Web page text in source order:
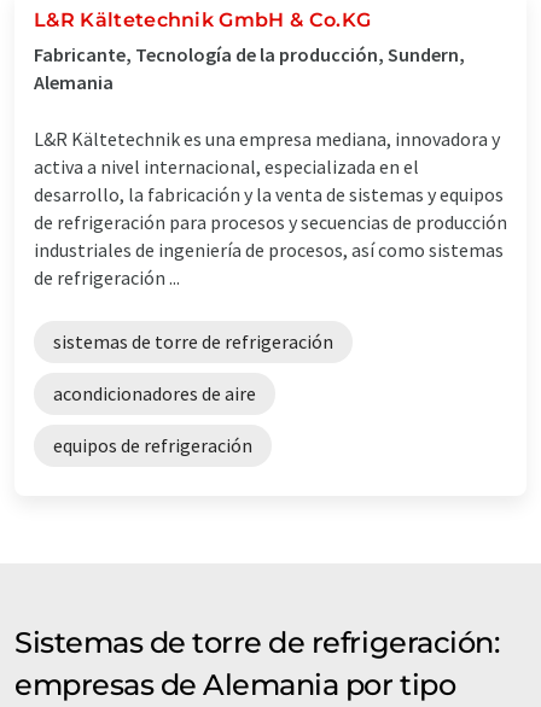
L&R Kältetechnik GmbH & Co.KG
Fabricante, Tecnología de la producción, Sundern,
Alemania
L&R Kältetechnik es una empresa mediana, innovadora y
activa a nivel internacional, especializada en el
desarrollo, la fabricación y la venta de sistemas y equipos
de refrigeración para procesos y secuencias de producción
industriales de ingeniería de procesos, así como sistemas
de refrigeración ...
sistemas de torre de refrigeración
acondicionadores de aire
equipos de refrigeración
Sistemas de torre de refrigeración:
empresas de Alemania por tipo